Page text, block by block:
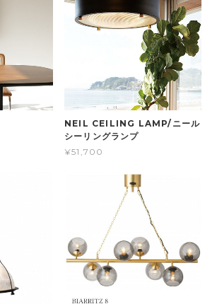
NEIL CEILING LAMP/ニール
シーリングランプ
¥51,700